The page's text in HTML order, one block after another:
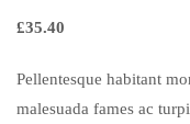
£35.40
Pellentesque habitant
malesuada fames ac